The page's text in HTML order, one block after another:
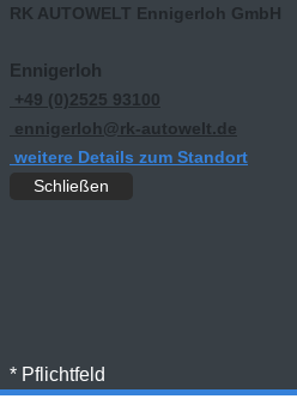
* Pflichtfeld
RK AUTOWELT Ennigerloh GmbH
Ennigerloh
+49 (0)2525 93100
ennigerloh@rk-autowelt.de
weitere Details zum Standort
Schließen